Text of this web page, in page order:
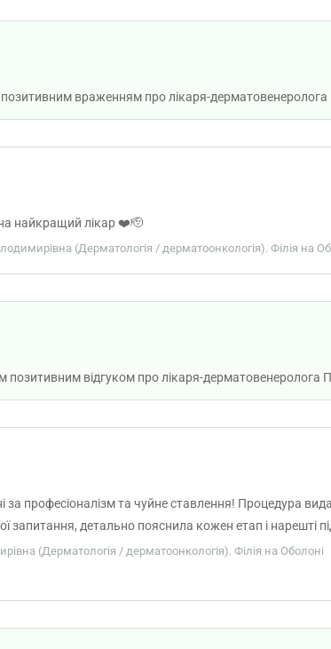
враженням про лікаря-
найкращий лікар ❤️🫡
(Дерматологія / дерматоонкологія). Філія на
відгуком про лікаря-дерматовенеролога
за професіоналізм та чуйне ставлення! Процедура
запитання, детально пояснила кожен етап і нарешті
вже після першого візиту. Рекомендую всім, хто
(Дерматологія / дерматоонкологія). Філія на Оболоні